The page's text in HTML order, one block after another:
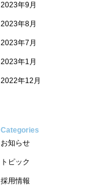
2023年9月
2023年8月
2023年7月
2023年1月
2022年12月
Categories
お知らせ
トピック
採用情報